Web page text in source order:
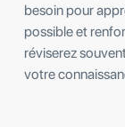
besoin pour
possible et
réviserez
votre